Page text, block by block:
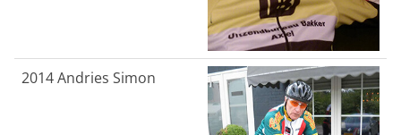
2014Andries Simon